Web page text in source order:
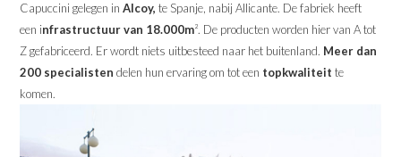
Capuccini gelegen inAlcoy,te Spanje, nabij Allicante. De fabriek heeft
een infrastructuur van 18.000m². De producten worden hier van A tot
Z gefabriceerd. Er wordt niets uitbesteed naar het buitenland. Meer dan
200 specialisten delen hun ervaring om tot een topkwaliteit te
komen.